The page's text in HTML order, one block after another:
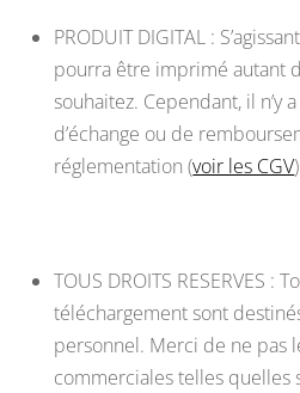
PRODUIT DIGITAL :
pourra être imprimé autant
souhaitez. Cependant, il n’y
d’échange ou de
réglementation (voir les CGV)
TOUS DROITS RESERVES :
téléchargement sont
personnel. Merci de ne pas
commerciales telles quelles